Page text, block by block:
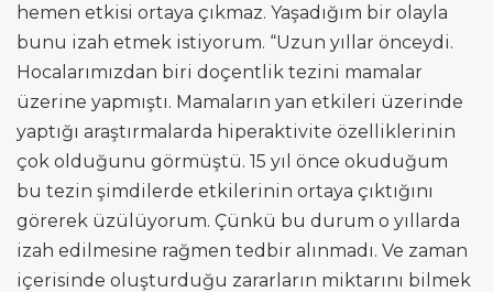
hemen etkisi ortaya çıkmaz. Yaşadığım bir olayla
bunu izah etmek istiyorum. “Uzun yıllar önceydi.
Hocalarımızdan biri doçentlik tezini mamalar
üzerine yapmıştı. Mamaların yan etkileri üzerinde
yaptığı araştırmalarda hiperaktivite özelliklerinin
çok olduğunu görmüştü. 15 yıl önce okuduğum
bu tezin şimdilerde etkilerinin ortaya çıktığını
görerek üzülüyorum. Çünkü bu durum o yıllarda
izah edilmesine rağmen tedbir alınmadı. Ve zaman
içerisinde oluşturduğu zararların miktarını bilmek